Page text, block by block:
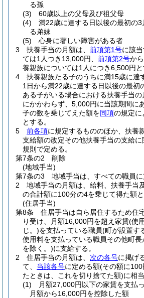
る孫
(3)
60歳以上の父母及び祖父母
(4)
満22歳に達する日以後の最初の
る弟妹
(5)
心身に著しい障害がある者
3
扶養手当の月額は、 前項第1号に該
ては1人つき13,000円、 前項第2号から
養親族については1人につき6,500円と
4
扶養親族たる子のうちに満15歳に達
1日から満22歳に達する日以後の最初
ある子がいる場合における扶養手当の
にかかわらず、5,000円に当該期間に
子の数を乗じてえた額を同項の規定に
とする。
5
前各項に規定するもののほか、扶養
支給額の改定その他扶養手当の支給に
規則で定める。
第7条の2
削除
(地域手当)
第7条の3
地域手当は、すべての職員に
2
地域手当の月額は、給料、扶養手当
の合計額に100分の4を乗じて得た額と
(住居手当)
第8条
住居手当は自ら居住するため住
り受け、月額16,000円を超え家賃(使
じ。)を支払っている職員(町が設置す
使用料を支払っている職員その他町
を除く。)に支給する。
2
住居手当の月額は、 次の各号に掲げ
て、 当該各号に定める額(その額に100
たときは、これを切り捨てた額)に相
(1)
月額27,000円以下の家賃を支
月額から16,000円を控除した額